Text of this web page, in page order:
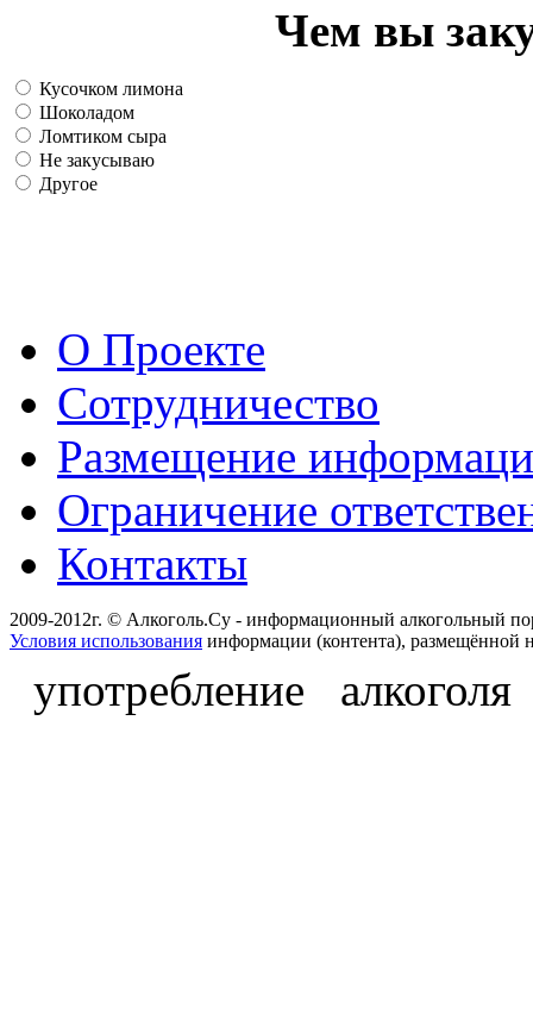
Чем вы
Кусочком лимона
Шоколадом
Ломтиком сыра
Не закусываю
Другое
О Проекте
Сотрудничество
Размещение
Ограничение
Контакты
2009-2012г. © Алкоголь.Су - информационный алкогольный
Условия использования информации (контента), размещённой
употребление